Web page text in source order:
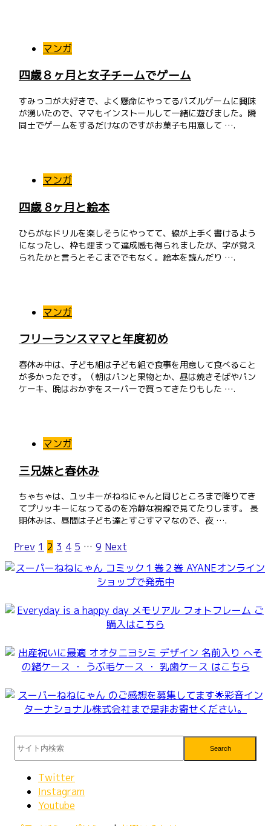
マンガ
四歳８ヶ月と女子チームでゲーム
すみっコが大好きで、よく懸命にやってるパズルゲームに興味
が湧いたので、ママもインストールして一緒に遊びました。隣
同士でゲームをするだけなのですがお菓子も用意して ….
マンガ
四歳 8ヶ月と絵本
ひらがなドリルを楽しそうにやってて、線が上手く書けるよう
になったし、枠も埋まって達成感も得られましたが、字が覚え
られたかと言うとそこまででもなく。絵本を読んだり ….
マンガ
フリーランスママと年度初め
春休み中は、子ども組は子ども組で食事を用意して食べること
が多かったです。（朝はパンと果物とか、昼は焼きそばやパン
ケーキ、晩はおかずをスーパーで買ってきたりもした ….
マンガ
三兄妹と春休み
ちゃちゃは、ユッキーがねねにゃんと同じところまで降りてき
てプリッキーになってるのを冷静な視線で見てたりします。 長
期休みは、昼間は子ども達とすごすママなので、夜 ….
Prev 1 2 3 4 5 … 9 Next
Search
Twitter
Instagram
Youtube